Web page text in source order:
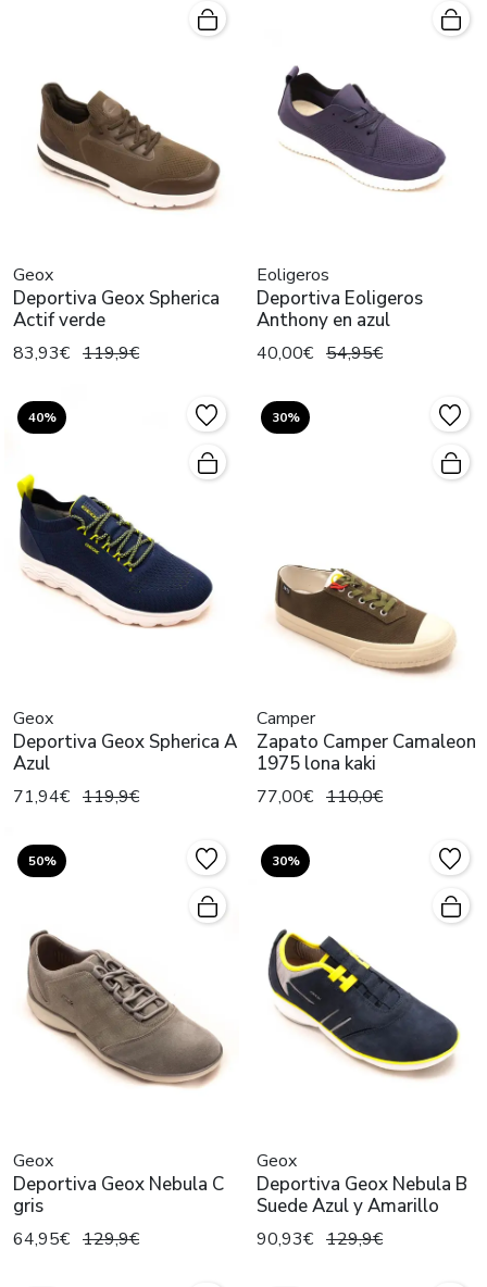
Geox
Deportiva Geox Spherica
Actif verde
83,93€ 119,9€
Eoligeros
Deportiva Eoligeros
Anthony en azul
40,00€ 54,95€
40%
Geox
Deportiva Geox Spherica A
Azul
71,94€ 119,9€
30%
Camper
Zapato Camper Camaleon
1975 lona kaki
77,00€ 110,0€
50%
Geox
Deportiva Geox Nebula C
gris
64,95€ 129,9€
30%
Geox
Deportiva Geox Nebula B
Suede Azul y Amarillo
90,93€ 129,9€